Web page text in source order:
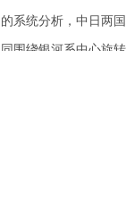
的系统分析，中日两
同围绕银河系中心旋